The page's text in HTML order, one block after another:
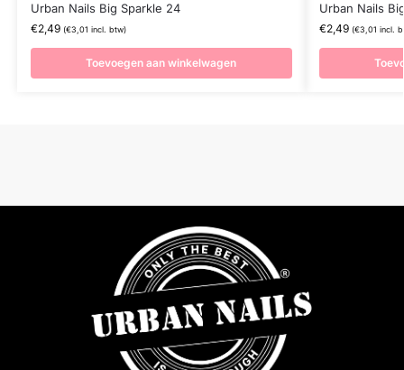
Urban Nails Big Sparkle 24
€2,49 (€3,01 incl. btw)
Toevoegen aan winkelwagen
Urban Nails
€2,49 (€3,01 incl.